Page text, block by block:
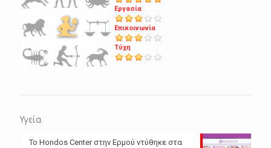
Εργασία
Επικοινωνία
Τύχη
Υγεία
Το Hondos Center στην Ερμού ντύθηκε στα